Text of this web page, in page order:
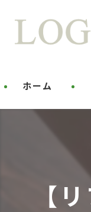
ホーム
【